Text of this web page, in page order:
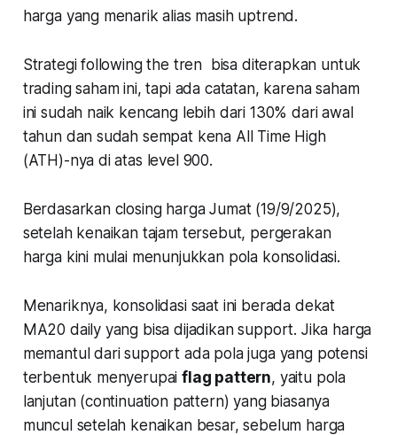
harga yang menarik alias masih uptrend.
Strategi following the tren bisa diterapkan untuk
trading saham ini, tapi ada catatan, karena saham
ini sudah naik kencang lebih dari 130% dari awal
tahun dan sudah sempat kena All Time High
(ATH)-nya di atas level 900.
Berdasarkan closing harga Jumat (19/9/2025),
setelah kenaikan tajam tersebut, pergerakan
harga kini mulai menunjukkan pola konsolidasi.
Menariknya, konsolidasi saat ini berada dekat
MA20 daily yang bisa dijadikan support. Jika harga
memantul dari support ada pola juga yang potensi
terbentuk menyerupaiflag pattern, yaitu pola
lanjutan (continuation pattern) yang biasanya
muncul setelah kenaikan besar, sebelum harga